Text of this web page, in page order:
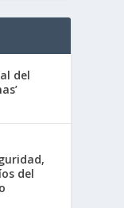
del
del